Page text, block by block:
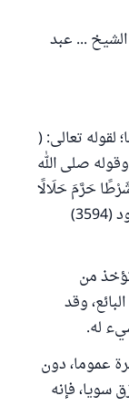
الشيخ ... عبد
لقوله تعالى: (
الَّذِينَ آمَنُوا أَوْفُوا بِالْعُقُودِ ) المائدة/1 ، وقوله صلى الله
حَرَّمَ حَلَالًا
أَوْ أَحَلَّ حَرَامًا ) رواه الترمذي (1352) وأبو داود (3594)
من
وقد
له.
عموما، دون
سويا، فإنه